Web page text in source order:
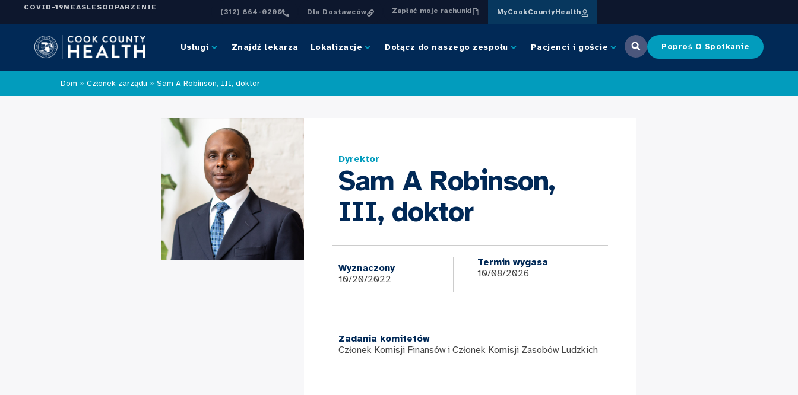
COVID-19MEASLESODPARZENIE
(312) 864-0200 Dla Dostawców Zapłać moje rachunki MyCookCountyHealth
Usługi Znajdź lekarza Lokalizacje Dołącz do naszego zespołu Pacjenci i goście Poproś O Spotkanie
Dom » Członek zarządu » Sam A Robinson, III, doktor
Dyrektor
Sam A Robinson,
III, doktor
Wyznaczony
10/20/2022
Termin wygasa
10/08/2026
Zadania komitetów
Członek Komisji Finansów i Członek Komisji Zasobów Ludzkich